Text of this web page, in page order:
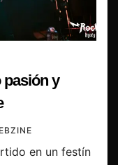
pasión y
en un festín